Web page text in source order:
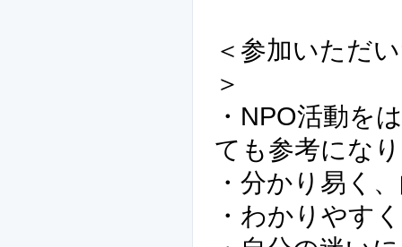
＜参加いただ
＞
・NPO活動を
ても参考にな
・分かり易く
・わかりやす